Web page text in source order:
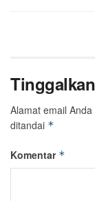
Alamat email
ditandai *
Komentar *